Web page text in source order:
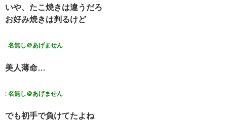
いや、たこ焼きは違うだろ
お好み焼きは判るけど
: 名無し＠あげません
美人薄命…
: 名無し＠あげません
でも初手で負けてたよね